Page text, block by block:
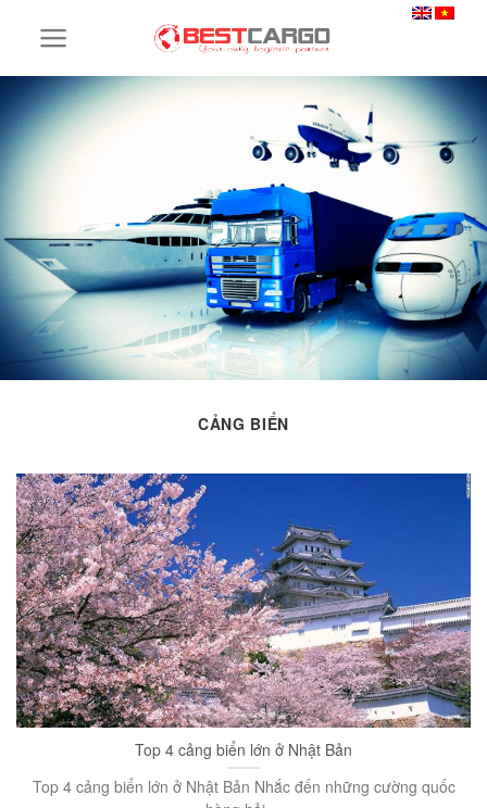
CẢNG BIỂN
Top 4 cảng biển lớn ở Nhật Bản
Top 4 cảng biển lớn ở Nhật Bản Nhắc đến những cường quốc